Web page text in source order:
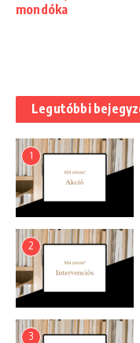
mondóka
Legutóbbi
1
2
3